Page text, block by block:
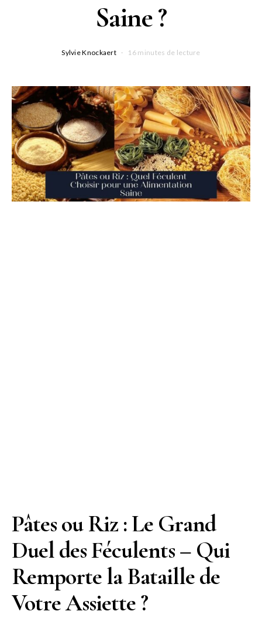
Saine ?
Sylvie Knockaert 16 minutes de lecture
Pâtes ou Riz : Le Grand
Duel des Féculents – Qui
Remporte la Bataille de
Votre Assiette ?